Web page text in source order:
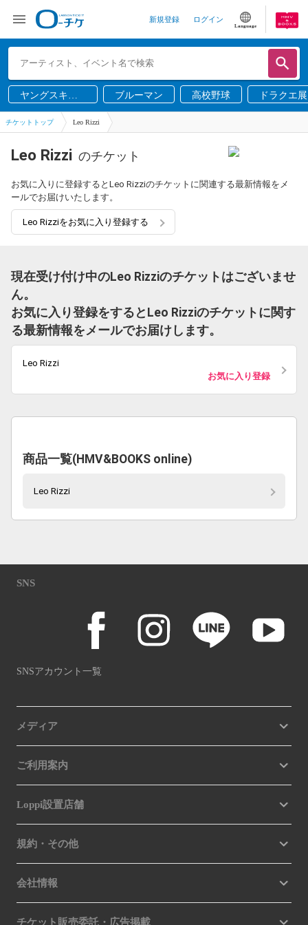
新規登録 ログイン
Language
ヤングスキニ
ー
ブルーマン 高校野球 ドラクエ展
チケットトップ Leo Rizzi
Leo Rizzi のチケット
お気に入りに登録するとLeo Rizziのチケットに関連する最新情報をメ
ールでお届けいたします。
Leo Rizziをお気に入り登録する
現在受け付け中のLeo Rizziのチケットはございませ
ん。
お気に入り登録をするとLeo Rizziのチケットに関す
る最新情報をメールでお届けします。
Leo Rizzi
お気に入り登録
商品一覧(HMV&BOOKS online)
Leo Rizzi
SNS
SNSアカウント一覧
メディア
ご利用案内
Loppi設置店舗
規約・その他
会社情報
チケット販売委託・広告掲載